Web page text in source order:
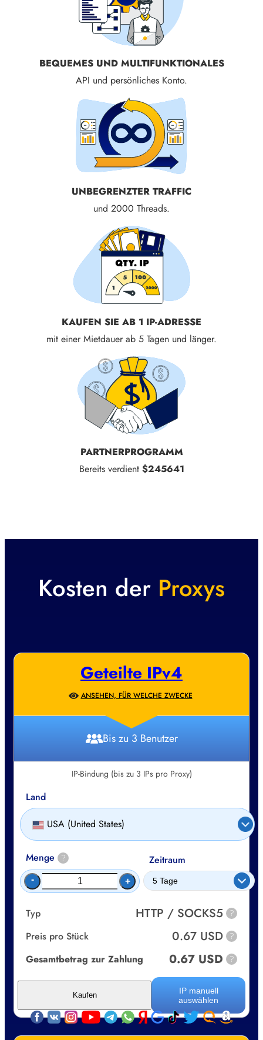
BEQUEMES UND MULTIFUNKTIONALES
API und persönliches Konto.
UNBEGRENZTER TRAFFIC
und 2000 Threads.
KAUFEN SIE AB 1 IP-ADRESSE
mit einer Mietdauer ab 5 Tagen und länger.
PARTNERPROGRAMM
Bereits verdient $245641
Kosten der Proxys
Geteilte IPv4
ANSEHEN, FÜR WELCHE ZWECKE
Bis zu 3 Benutzer
IP-Bindung (bis zu 3 IPs pro Proxy)
Land
USA (United States)
Menge ?
- +
Zeitraum
Typ HTTP / SOCKS5 ?
Preis pro Stück 0.67 USD ?
Gesamtbetrag zur Zahlung 0.67 USD ?
IP manuell
auswählen
Kaufen